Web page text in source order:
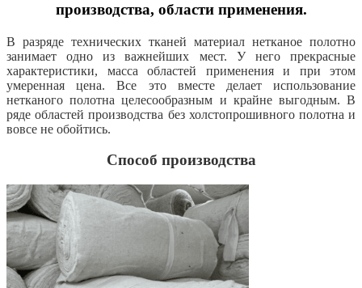
производства, области применения.
В разряде технических тканей материал нетканое полотно
занимает одно из важнейших мест. У него прекрасные
характеристики, масса областей применения и при этом
умеренная цена. Все это вместе делает использование
нетканого полотна целесообразным и крайне выгодным. В
ряде областей производства без холстопрошивного полотна и
вовсе не обойтись.
Способ производства